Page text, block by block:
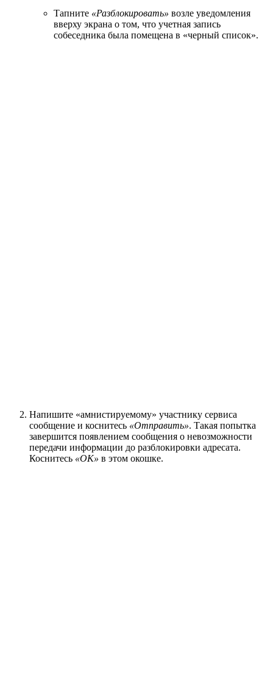
Тапните «Разблокировать» возле уведомления
вверху экрана о том, что учетная запись
собеседника была помещена в «черный список».
Напишите «амнистируемому» участнику сервиса
сообщение и коснитесь «Отправить». Такая попытка
завершится появлением сообщения о невозможности
передачи информации до разблокировки адресата.
Коснитесь «ОК» в этом окошке.